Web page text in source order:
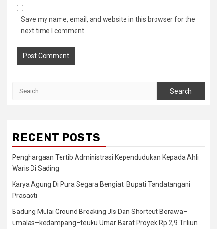
Save my name, email, and website in this browser for the
next time I comment.
RECENT POSTS
Penghargaan Tertib Administrasi Kependudukan Kepada Ahli
Waris Di Sading
Karya Agung Di Pura Segara Bengiat, Bupati Tandatangani
Prasasti
Badung Mulai Ground Breaking Jls Dan Shortcut Berawa–
umalas–kedampang–teuku Umar Barat Proyek Rp 2,9 Triliun